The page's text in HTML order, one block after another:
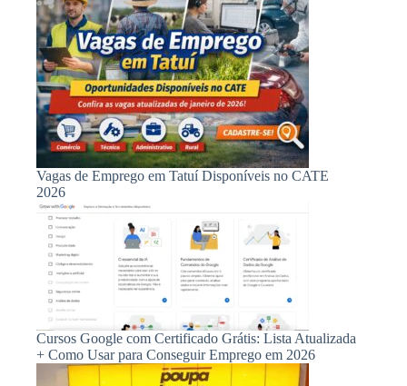
Vagas de Emprego em Tatuí Disponíveis no CATE
2026
Cursos Google com Certificado Grátis: Lista Atualizada
+ Como Usar para Conseguir Emprego em 2026